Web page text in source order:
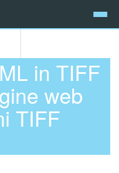
in TIFF
web
TIFF